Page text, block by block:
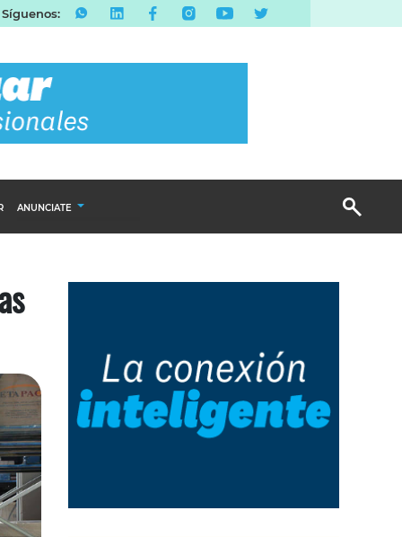
Síguenos:
ANUNCIATE
Email Marketing